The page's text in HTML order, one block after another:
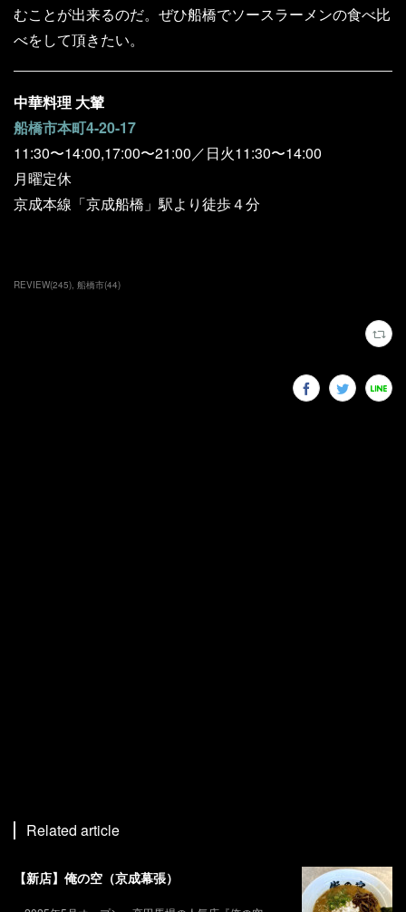
むことが出来るのだ。ぜひ船橋でソースラーメンの食べ比
べをして頂きたい。
中華料理 大輦
船橋市本町4-20-17
11:30〜14:00,17:00〜21:00／日火11:30〜14:00
月曜定休
京成本線「京成船橋」駅より徒歩４分
REVIEW(245) 船橋市(44)
Related article
【新店】俺の空（京成幕張）